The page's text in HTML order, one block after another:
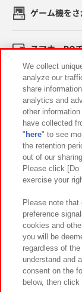
ゲーム機をさ
スマホ・PC
イベント・キ
関連会社
プライバシーポ
お取引
カスタマーハラス
We collect
analyze our
share
analytics and
other
have collected
" here" to see
the retention
out of our
Please click [Do
exercise your
Please note
preference
cookies and
you will be
regardless of
understand and
consent on the
below, then